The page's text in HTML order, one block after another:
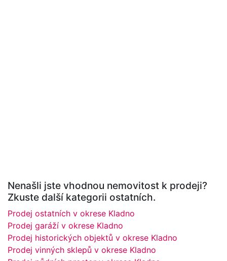
Nenašli jste vhodnou nemovitost k prodeji?
Zkuste další kategorii ostatních.
Prodej ostatních v okrese Kladno
Prodej garáží v okrese Kladno
Prodej historických objektů v okrese Kladno
Prodej vinných sklepů v okrese Kladno